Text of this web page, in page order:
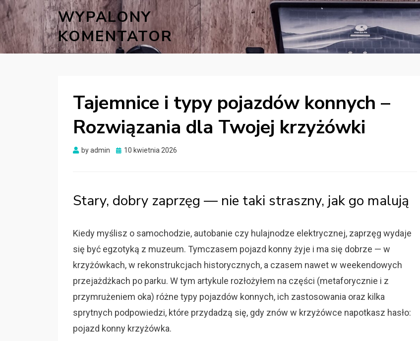
WYPALONY
KOMENTATOR
Tajemnice i typy pojazdów konnych –
Rozwiązania dla Twojej krzyżówki
byadmin
Posted
10 kwietnia 2026
Stary, dobry zaprzęg — nie taki straszny, jak go malują
Kiedy myślisz o samochodzie, autobanie czy hulajnodze elektrycznej, zaprzęg wydaje
się być egzotyką z muzeum. Tymczasem pojazd konny żyje i ma się dobrze — w
krzyżówkach, w rekonstrukcjach historycznych, a czasem nawet w weekendowych
przejażdżkach po parku. W tym artykule rozłożyłem na części (metaforycznie i z
przymrużeniem oka) różne typy pojazdów konnych, ich zastosowania oraz kilka
sprytnych podpowiedzi, które przydadzą się, gdy znów w krzyżówce napotkasz hasło:
pojazd konny krzyżówka.